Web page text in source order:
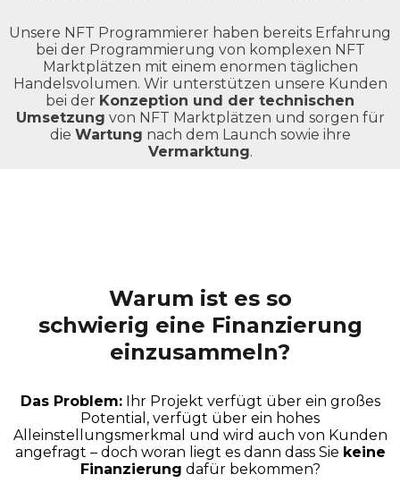
Unsere NFT Programmierer haben bereits Erfahrung
bei der Programmierung von komplexen NFT
Marktplätzen mit einem enormen täglichen
Handelsvolumen. Wir unterstützen unsere Kunden
bei der Konzeption und der technischen
Umsetzung von NFT Marktplätzen und sorgen für
die Wartung nach dem Launch sowie ihre
Vermarktung.
Warum ist es so
schwierig eine Finanzierung
einzusammeln?
Das Problem:Ihr Projekt verfügt über ein großes
Potential, verfügt über ein hohes
Alleinstellungsmerkmal und wird auch von Kunden
angefragt – doch woran liegt es dann dass Sie keine
Finanzierung dafür bekommen?